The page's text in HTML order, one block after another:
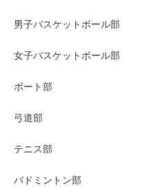
男子バスケットボール部
女子バスケットボール部
ボート部
弓道部
テニス部
バドミントン部